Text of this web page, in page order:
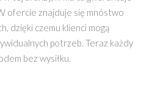
ofercie znajduje się mnóstwo
dzięki czemu klienci mogą
potrzeb. Teraz każdy
bez wysiłku.